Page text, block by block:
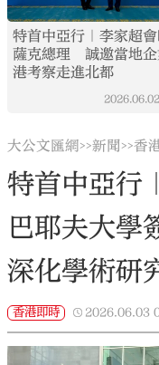
特首中亞行｜李家超
薩克總理 誠邀當地企
港考察走進北都
2026.06.02
大公文匯網>>新聞>>香
特首中亞行
巴耶夫大學
深化學術研
香港即時 2026.06.03